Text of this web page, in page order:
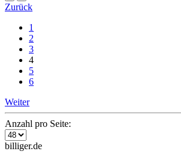
Zurück
1
2
3
4
5
6
Weiter
Anzahl pro Seite:
billiger.de